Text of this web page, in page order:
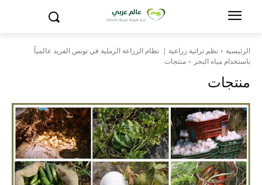
الرئيسية
نظم تراثية زراعية | نظام الزراعة الرملية في تونس الفريد عالمياً
باستخدام مياه البحر
منتجات
منتجات